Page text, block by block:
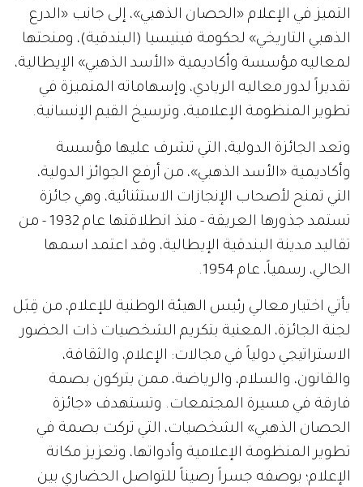
التميز في الإعلام «الحصان الذهبي»، إلى جانب «الدرع
الذهبي التاريخي» لحكومة فينيسيا (البندقية)، ومنحتها
لمعاليه مؤسسة وأكاديمية «الأسد الذهبي» الإيطالية،
تقديراً لدور معاليه الريادي، وإسهاماته المتميزة في
تطوير المنظومة الإعلامية، وترسيخ القيم الإنسانية.
وتعد الجائزة الدولية، التي تشرف عليها مؤسسة
وأكاديمية «الأسد الذهبي»، من أرفع الجوائز الدولية،
التي تمنح لأصحاب الإنجازات الاستثنائية، وهي جائزة
تستمد جذورها العريقة - منذ انطلاقتها عام 1932 - من
تقاليد مدينة البندقية الإيطالية، وقد اعتمد اسمها
الحالي، رسمياً، عام 1954.
يأتي اختيار معالي رئيس الهيئة الوطنية للإعلام، من قِبَل
لجنة الجائزة، المعنية بتكريم الشخصيات ذات الحضور
الاستراتيجي دولياً في مجالات: الإعلام، والثقافة،
والقانون، والسلام، والرياضة، ممن يتركون بصمة
فارقة في مسيرة المجتمعات. وتستهدف «جائزة
الحصان الذهبي» الشخصيات، التي تركت بصمة في
تطوير المنظومة الإعلامية وأدواتها، وتعزيز مكانة
الإعلام؛ بوصفه جسراً رصيناً للتواصل الحضاري بين